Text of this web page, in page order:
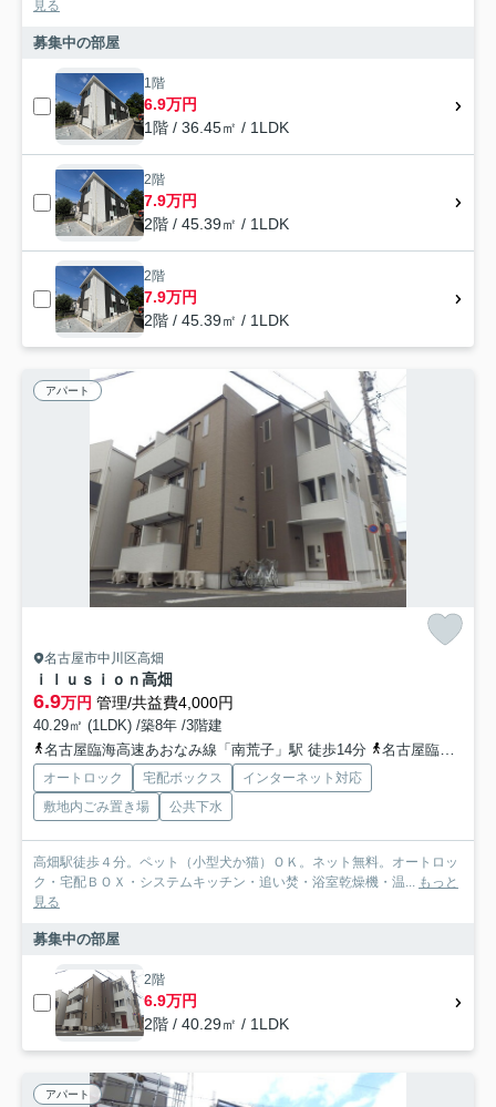
見る
募集中の部屋
1階
6.9万円
1階 / 36.45㎡ / 1LDK
2階
7.9万円
2階 / 45.39㎡ / 1LDK
2階
7.9万円
2階 / 45.39㎡ / 1LDK
アパート
名古屋市中川区高畑
ｉｌｕｓｉｏｎ高畑
6.9万円 管理/共益費4,000円
40.29㎡ (1LDK) /築8年 /3階建
名古屋臨海高速あおなみ線「南荒子」駅 徒歩14分
名古屋臨海高速あおなみ線「荒子」駅 徒歩12分
オートロック 宅配ボックス
インターネット対応
敷地内ごみ置き場
公共下水
高畑駅徒歩４分。ペット（小型犬か猫）ＯＫ。ネット無料。オートロッ
ク・宅配ＢＯＸ・システムキッチン・追い焚・浴室乾燥機・温... もっと
見る
募集中の部屋
2階
6.9万円
2階 / 40.29㎡ / 1LDK
アパート